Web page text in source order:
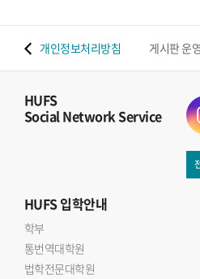
개인정보처리방침 게시판 운
HUFS
Social Network Service
HUFS입학안내
학부
통번역대학원
법학전문대학원